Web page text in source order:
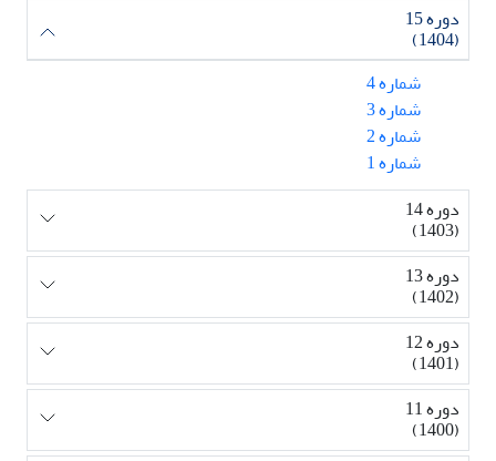
دوره 15
(1404)
شماره 4
شماره 3
شماره 2
شماره 1
دوره 14
(1403)
دوره 13
(1402)
دوره 12
(1401)
دوره 11
(1400)